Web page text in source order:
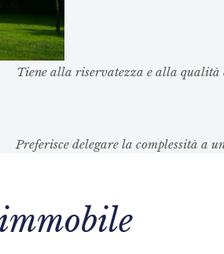
Tiene alla riservatezza e alla
Preferisce delegare la complessità a